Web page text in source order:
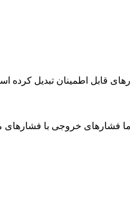
قابل اطمینان تبدیل کرده